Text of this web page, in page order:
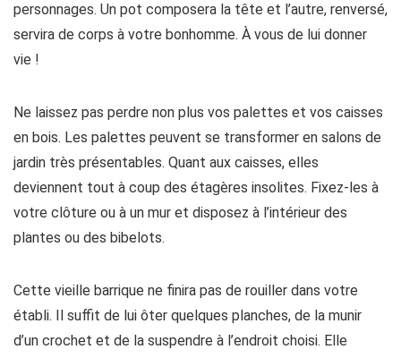
personnages. Un pot composera la tête et l’autre, renversé,
servira de corps à votre bonhomme. À vous de lui donner
vie !
Ne laissez pas perdre non plus vos palettes et vos caisses
en bois. Les palettes peuvent se transformer en salons de
jardin très présentables. Quant aux caisses, elles
deviennent tout à coup des étagères insolites. Fixez-les à
votre clôture ou à un mur et disposez à l’intérieur des
plantes ou des bibelots.
Cette vieille barrique ne finira pas de rouiller dans votre
établi. Il suffit de lui ôter quelques planches, de la munir
d’un crochet et de la suspendre à l’endroit choisi. Elle